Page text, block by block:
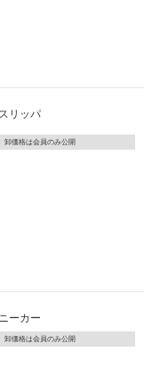
リッパ
卸価格は会員のみ公開
ーカー
卸価格は会員のみ公開